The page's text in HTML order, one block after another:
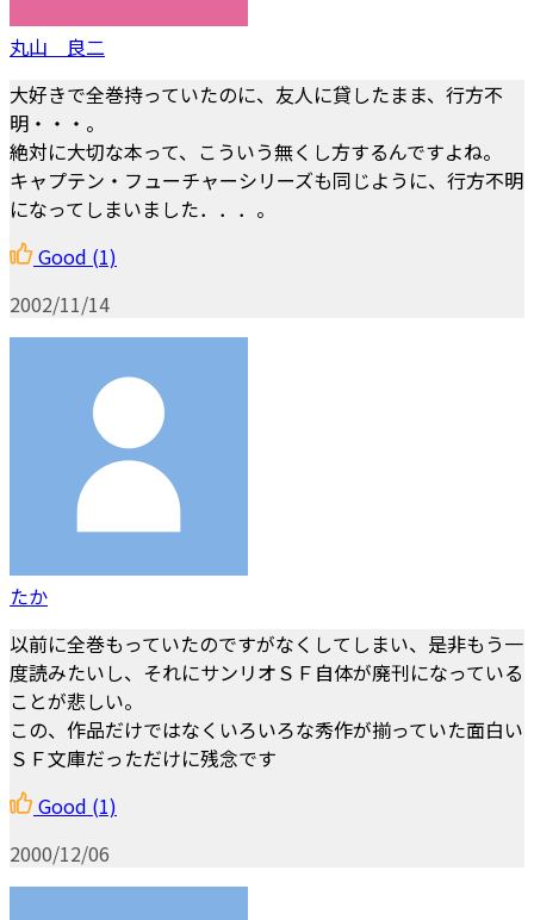
丸山 良二
大好きで全巻持っていたのに、友人に貸したまま、行方不
明・・・。
絶対に大切な本って、こういう無くし方するんですよね。
キャプテン・フューチャーシリーズも同じように、行方不明
になってしまいました．．．。
Good (1)
2002/11/14
たか
以前に全巻もっていたのですがなくしてしまい、是非もう一
度読みたいし、それにサンリオＳＦ自体が廃刊になっている
ことが悲しい。
この、作品だけではなくいろいろな秀作が揃っていた面白い
ＳＦ文庫だっただけに残念です
Good (1)
2000/12/06